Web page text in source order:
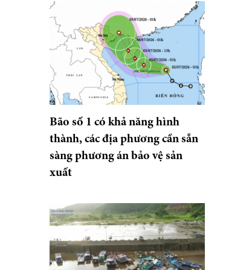
Bão số 1 có khả năng hình
thành, các địa phương cần sẵn
sàng phương án bảo vệ sản
xuất